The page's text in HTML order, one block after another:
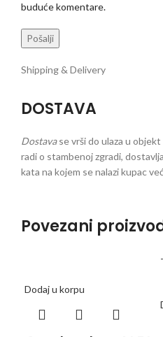
buduće komentare.
Shipping & Delivery
DOSTAVA
Dostavase vrši do ulaza u
radi o stambenoj zgradi,
kata na kojem se nalazi kupac
Povezani
Dodaj u korpu